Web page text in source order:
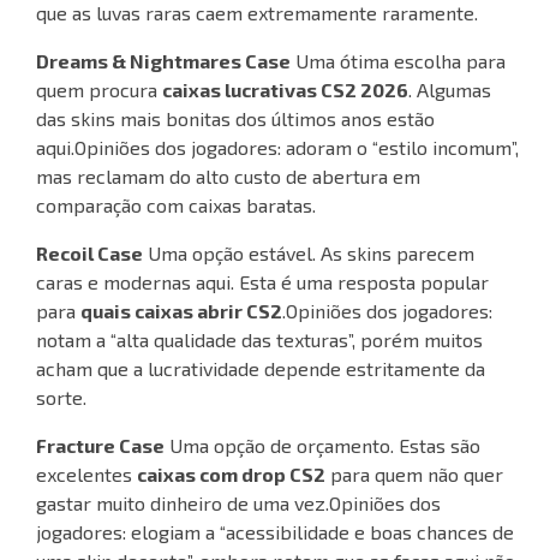
que as luvas raras caem extremamente raramente.
Dreams & Nightmares Case Uma ótima escolha para
quem procura caixas lucrativas CS2 2026. Algumas
das skins mais bonitas dos últimos anos estão
aqui.Opiniões dos jogadores: adoram o “estilo incomum”,
mas reclamam do alto custo de abertura em
comparação com caixas baratas.
Recoil Case Uma opção estável. As skins parecem
caras e modernas aqui. Esta é uma resposta popular
para quais caixas abrir CS2.Opiniões dos jogadores:
notam a “alta qualidade das texturas”, porém muitos
acham que a lucratividade depende estritamente da
sorte.
Fracture Case Uma opção de orçamento. Estas são
excelentes caixas com drop CS2 para quem não quer
gastar muito dinheiro de uma vez.Opiniões dos
jogadores: elogiam a “acessibilidade e boas chances de